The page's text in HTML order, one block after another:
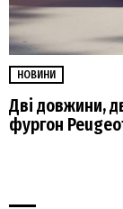
НОВИНИ
Дві довжини,
фургон